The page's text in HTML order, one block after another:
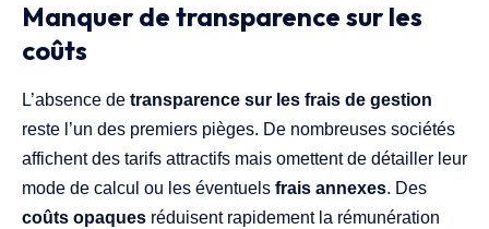
Manquer de transparence sur les
coûts
L’absence de transparence sur les frais de gestion
reste l’un des premiers pièges. De nombreuses sociétés
affichent des tarifs attractifs mais omettent de détailler leur
mode de calcul ou les éventuels frais annexes. Des
coûts opaques réduisent rapidement la rémunération